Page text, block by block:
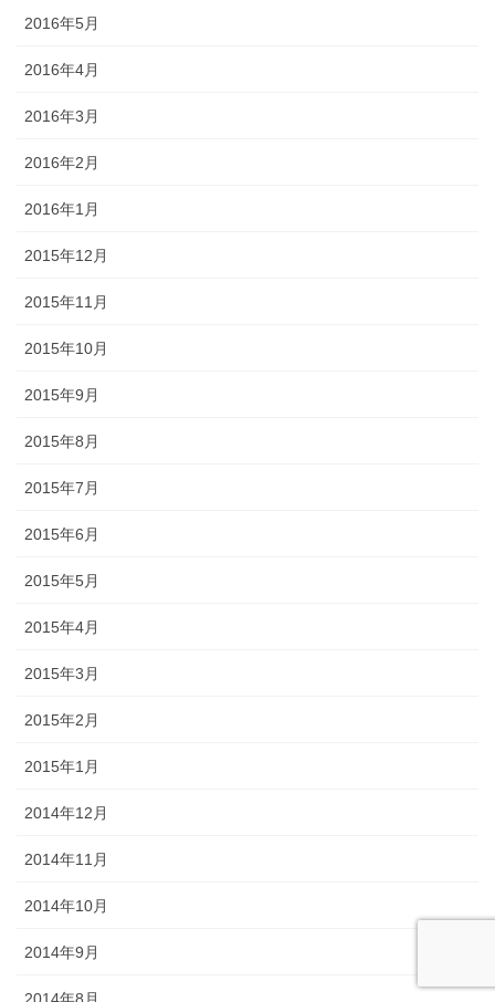
2016年5月
2016年4月
2016年3月
2016年2月
2016年1月
2015年12月
2015年11月
2015年10月
2015年9月
2015年8月
2015年7月
2015年6月
2015年5月
2015年4月
2015年3月
2015年2月
2015年1月
2014年12月
2014年11月
2014年10月
2014年9月